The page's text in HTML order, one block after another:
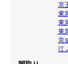
京
東
東
東
京
江